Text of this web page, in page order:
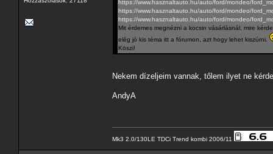
https://www.hasznaltauto.hu/auto/ford/mondeo/
https://www.hasznaltauto.hu/auto/ford/mondeo/
https://www.hasznaltauto.hu/auto/ford/mondeo/
Mit érdemes megnézni a kocsin vásárlásnál, mire
elég jó kis téma itt a fórumon, azt hogy lehet kiszúrni.
Köszi!
Nekem dízeljeim vannak, tőlem ilyet ne
AndyA
Mk3 2.0/130LE TDCi Trend kombi 2006/11